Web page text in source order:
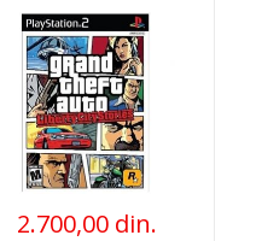
2.700,00 din.